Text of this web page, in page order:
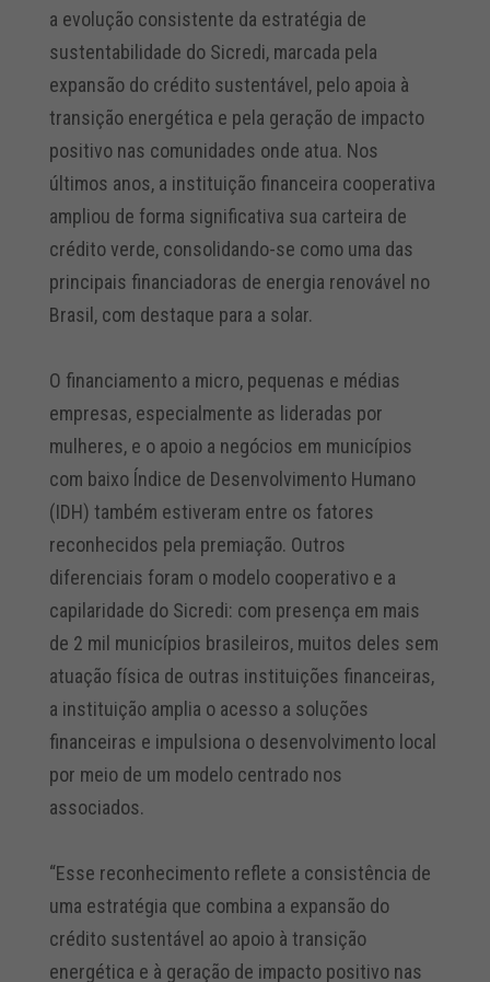
a evolução consistente da estratégia de
sustentabilidade do Sicredi, marcada pela
expansão do crédito sustentável, pelo apoia à
transição energética e pela geração de impacto
positivo nas comunidades onde atua. Nos
últimos anos, a instituição financeira cooperativa
ampliou de forma significativa sua carteira de
crédito verde, consolidando-se como uma das
principais financiadoras de energia renovável no
Brasil, com destaque para a solar.
O financiamento a micro, pequenas e médias
empresas, especialmente as lideradas por
mulheres, e o apoio a negócios em municípios
com baixo Índice de Desenvolvimento Humano
(IDH) também estiveram entre os fatores
reconhecidos pela premiação. Outros
diferenciais foram o modelo cooperativo e a
capilaridade do Sicredi: com presença em mais
de 2 mil municípios brasileiros, muitos deles sem
atuação física de outras instituições financeiras,
a instituição amplia o acesso a soluções
financeiras e impulsiona o desenvolvimento local
por meio de um modelo centrado nos
associados.
“Esse reconhecimento reflete a consistência de
uma estratégia que combina a expansão do
crédito sustentável ao apoio à transição
energética e à geração de impacto positivo nas